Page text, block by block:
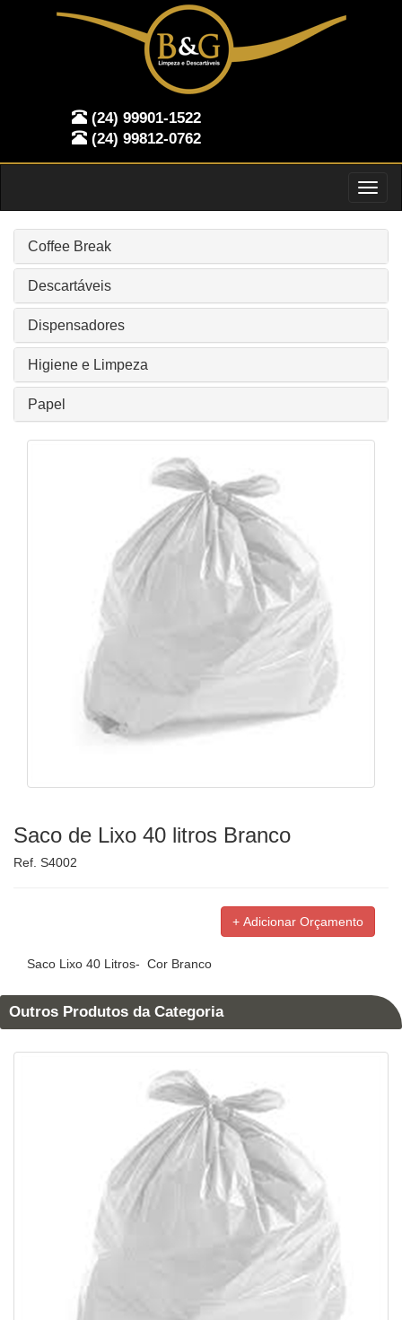
(24) 99901-1522
(24) 99812-0762
Coffee Break
Descartáveis
Dispensadores
Higiene e Limpeza
Papel
Saco de Lixo 40 litros Branco
Ref. S4002
Saco Lixo 40 Litros- Cor Branco
Outros Produtos da Categoria